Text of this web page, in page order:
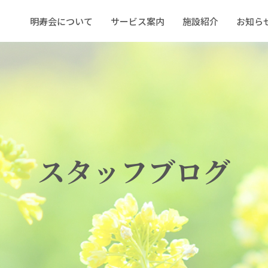
明寿会について サービス案内 施設紹介 お知ら
スタッフブログ